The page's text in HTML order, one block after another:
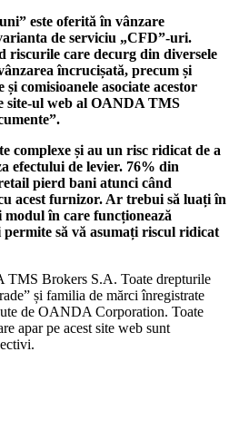
este oferită în vânzare
de serviciu „CFD”-uri.
care decurg din diversele
încrucișată, precum și
comisioanele asociate acestor
site-ul web al OANDA TMS
complexe și au un risc ridicat de a
efectului de levier. 76% din
pierd bani atunci când
acest furnizor. Ar trebui să luați în
modul în care funcționează
să vă asumați riscul ridicat
Brokers S.A. Toate drepturile
și familia de mărci înregistrate
de OANDA Corporation. Toate
apar pe acest site web sunt